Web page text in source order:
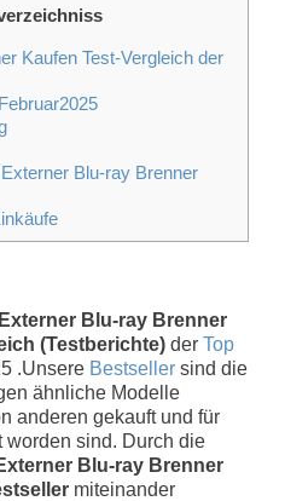
Kaufen Test-Vergleich der
Blu-ray Brenner
Externer Blu-ray Brenner
(Testberichte) der Top
.Unsere Bestseller sind die
ähnliche Modelle
anderen gekauft und für
worden sind. Durch die
Blu-ray Brenner
miteinander